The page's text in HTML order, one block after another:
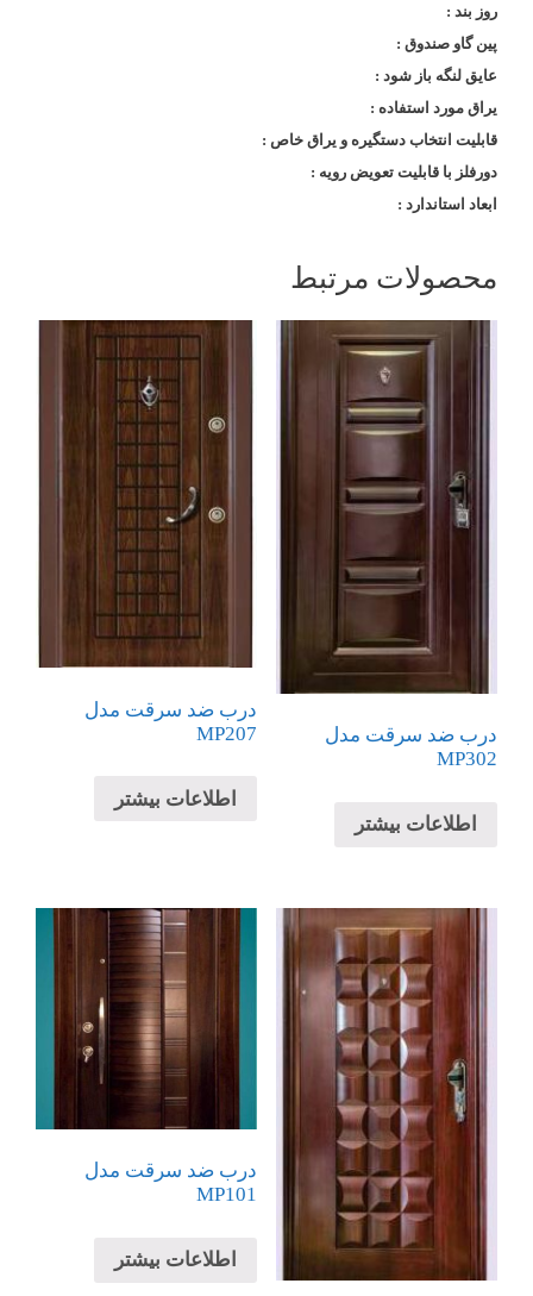
روز بند :
پین گاو صندوق :
عایق لنگه باز شود :
یراق مورد استفاده :
قابلیت انتخاب دستگیره و یراق خاص :
دورفلز با قابلیت تعویض رویه :
ابعاد استاندارد :
محصولات مرتبط
درب ضد سرقت مدل
MP302
اطلاعات بیشتر
درب ضد سرقت مدل
MP207
اطلاعات بیشتر
درب ضد سرقت مدل
MP101
اطلاعات بیشتر